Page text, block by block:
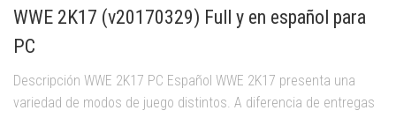
WWE 2K17 (v20170329) Full y en español para
PC
Descripción WWE 2K17 PC Español WWE 2K17 presenta una
variedad de modos de juego distintos. A diferencia de entregas